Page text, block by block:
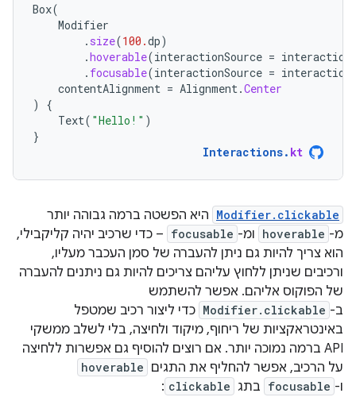
Box(
Modifier
. size(100.dp)
.hoverable(interactionSource =
. focusable(interactionSource =
contentAlignment = Alignment .Center
)
{
Text( "Hello!" )
}
Interactions. kt
Modifier.clickable היא הפשטה ברמה גבוהה יותר
מ- hoverable ומ- focusable – כדי שרכיב יהיה קליקבילי,
הוא צריך להיות גם ניתן להעברה של סמן העכבר מעליו,
ורכיבים שניתן ללחוץ עליהם צריכים להיות גם ניתנים להעברה
של הפוקוס אליהם. אפשר להשתמש
ב- Modifier.clickable כדי ליצור רכיב שמטפל
באינטראקציות של ריחוף, מיקוד ולחיצה, בלי לשלב ממשקי
API ברמה נמוכה יותר. אם רוצים להוסיף גם אפשרות ללחיצה
על הרכיב, אפשר להחליף את התגים hoverable
ו- focusable בתג clickable
: